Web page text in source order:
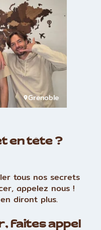
Grenoble
en tête ?
tous nos secrets
appelez nous !
diront plus.
faites appel